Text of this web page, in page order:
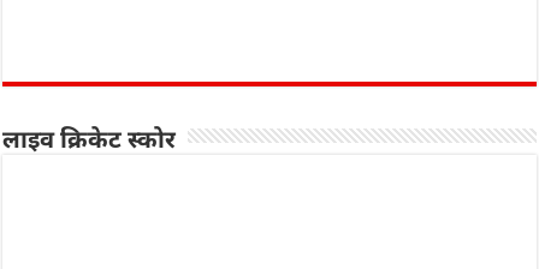
लाइव क्रिकेट स्कोर